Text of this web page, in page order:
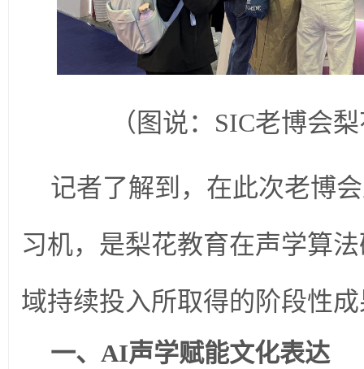
（图说：SIC老博会
记者了解到，在此次老博
习机，是梨花教育在声学算
域持续投入所取得的阶段性
一、AI声学赋能文化表达